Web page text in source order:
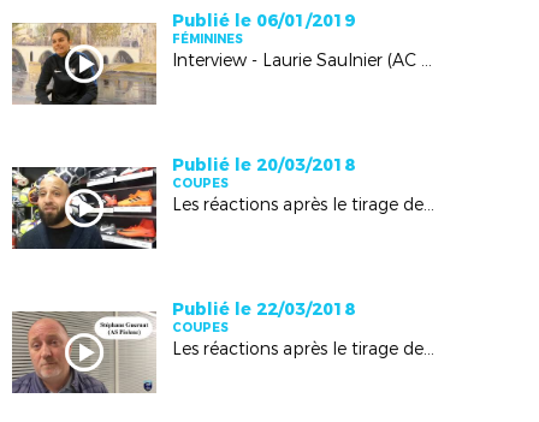
Publié le 06/01/2019
FÉMININES
Interview - Laurie Saulnier (AC Avignon)
Publié le 20/03/2018
COUPES
Les réactions après le tirage de la coupe Grand Vaucluse
Publié le 22/03/2018
COUPES
Les réactions après le tirage de la Roumagoux